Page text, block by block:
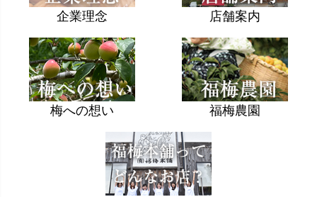
企業理念 店舗案内
梅への想い 福梅農園